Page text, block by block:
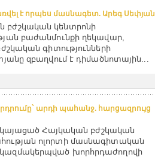
է որպես մասնագետ. Արեգ Սեփյան
կենտրոնի
բաժանմունքի ղեկավար,
գիտությունների
զբաղվում է դիմածնոտային...
արդի պահանջ. հարցազրույց
կայացած Հայկական բժշկական
ոլորտի մասնագիտական
խորհրդաժողովի